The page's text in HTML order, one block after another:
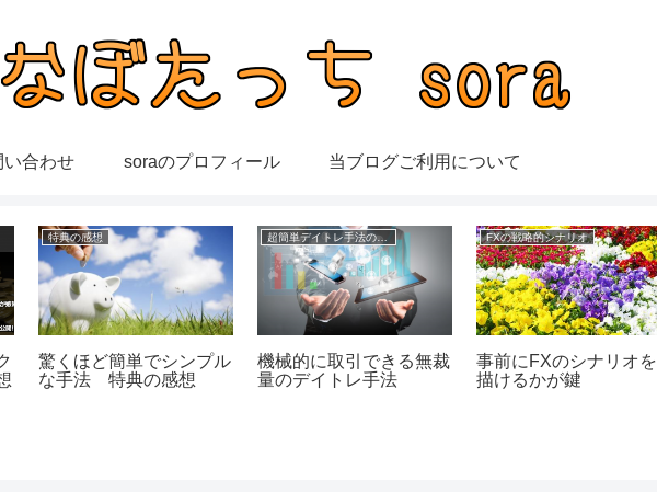
い合わせ soraのプロフィール 当ブログご利用について
特典の感想
驚くほど簡単でシンプル
な手法 特典の感想
超簡単デイトレ手法の成績
機械的に取引できる無裁
量のデイトレ手法
FXの戦略的シナリオ
事前にFXのシナリオを
描けるかが鍵